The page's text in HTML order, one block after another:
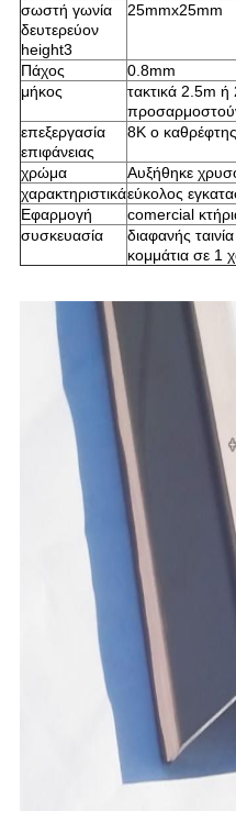
σωστή γωνία
δευτερεύον
height3
25mmx25mm
Πάχος
0.8mm
μήκος
τακτικά 2.5m
επεξεργασία
επιφάνειας
8K ο καθρέφτης
χρώμα
Αυξήθηκε
χαρακτηριστικάεύκολος
Εφαρμογή
comercial
συσκευασία
διαφανής
κομμάτια σε 1